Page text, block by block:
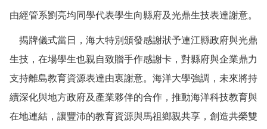
由經管系劉亮均同學代表學生向縣府及光鼎生技表達謝意。
揭牌儀式當日，海大特別頒發感謝狀予連江縣政府與光鼎
生技，在場學生也親自致贈手作感謝卡，對縣府與企業鼎力
支持離島教育資源表達由衷謝意。海洋大學強調，未來將持
續深化與地方政府及產業夥伴的合作，推動海洋科技教育與
在地連結，讓豐沛的教育資源與馬祖鄉親共享，創造共榮雙